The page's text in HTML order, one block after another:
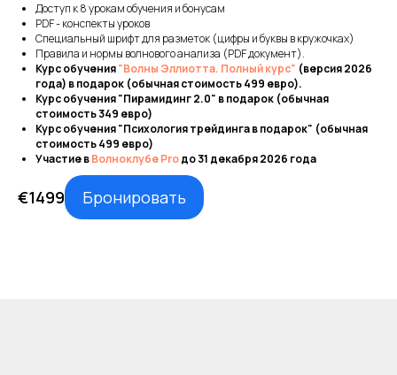
Доступ к 8 урокам обучения и бонусам
PDF - конспекты уроков
Специальный шрифт для разметок (цифры и буквы в кружочках)
Правила и нормы волнового анализа (PDF документ).
Курс обучения"Волны Эллиотта. Полный курс" (версия 2026
года) в подарок (обычная стоимость 499 евро).
Курс обучения "Пирамидинг 2.0" в подарок (обычная
стоимость 349 евро)
Курс обучения "Психология трейдинга в подарок" (обычная
стоимость 499 евро)
Участие вВолноклубе Proдо 31 декабря 2026 года
€1499 Бронировать